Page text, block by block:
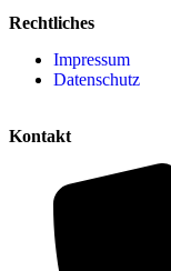
Rechtliches
Impressum
Datenschutz
Kontakt